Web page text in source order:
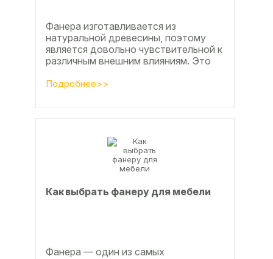
Фанера изготавливается из
натуральной древесины, поэтому
является довольно чувствительной к
различным внешним влияниям. Это
расширении, растрескивании,...
Подробнее>>
Как выбрать фанеру для мебели
Фанера — один из самых